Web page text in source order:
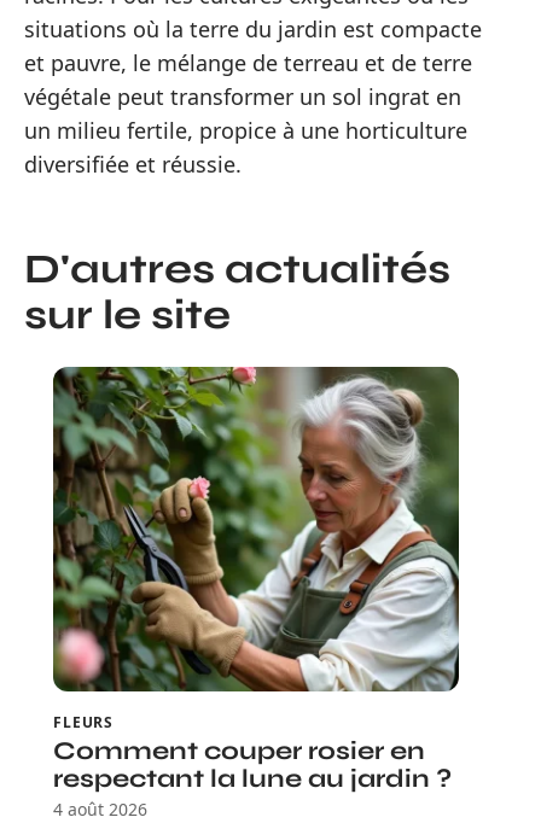
situations où la terre du jardin est compacte
et pauvre, le mélange de terreau et de terre
végétale peut transformer un sol ingrat en
un milieu fertile, propice à une horticulture
diversifiée et réussie.
D'autres actualités
sur le site
FLEURS
Comment couper rosier en
respectant la lune au jardin ?
4 août 2026